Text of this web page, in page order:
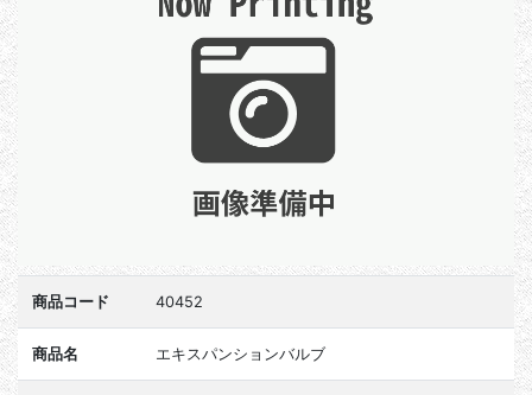
商品コード 40452
商品名 エキスパンションバルブ